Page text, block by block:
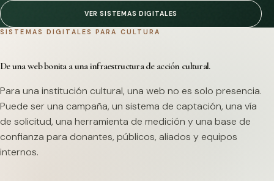
VER SISTEMAS DIGITALES
SISTEMAS DIGITALES PARA CULTURA
De una web bonita a una infraestructura de acción cultural.
Para una institución cultural, una web no es solo presencia.
Puede ser una campaña, un sistema de captación, una vía
de solicitud, una herramienta de medición y una base de
confianza para donantes, públicos, aliados y equipos
internos.